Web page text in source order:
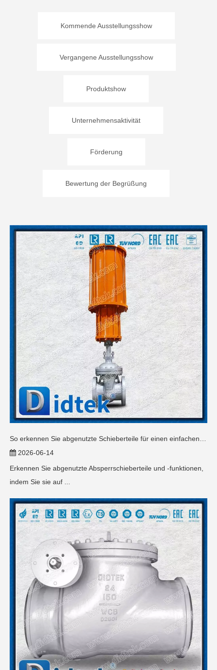
Kommende Ausstellungsshow
Vergangene Ausstellungsshow
Produktshow
Unternehmensaktivität
Förderung
Bewertung der Begrüßung
2026-06-14
Erkennen Sie abgenutzte Absperrschieberteile und -funktionen,
indem Sie sie auf ...